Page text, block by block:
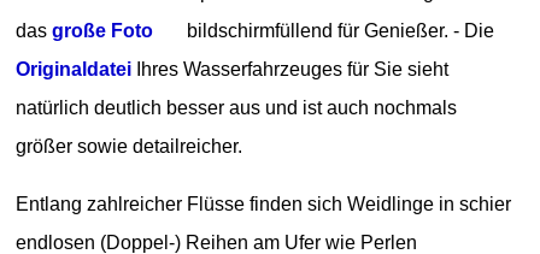
dasgroße Foto
bildschirmfüllend für Genießer. - Die
Originaldatei Ihres Wasserfahrzeuges für Sie sieht
natürlich deutlich besser aus und ist auch nochmals
größer sowie detailreicher.
Entlang zahlreicher Flüsse finden sich Weidlinge in schier
endlosen (Doppel-) Reihen am Ufer wie Perlen